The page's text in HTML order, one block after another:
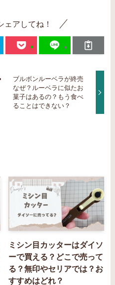
ェアしてね！
ブルボンルーベラが終売
なぜ？ルーベラに似たお
菓子はあるの？もう食べ
ることはできない？
ミシン目カッターはダイソ
ーで買える？どこで売って
る？無印やセリアでは？お
すすめはどれ？